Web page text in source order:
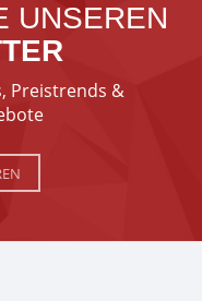
UNSEREN
Preistrends &